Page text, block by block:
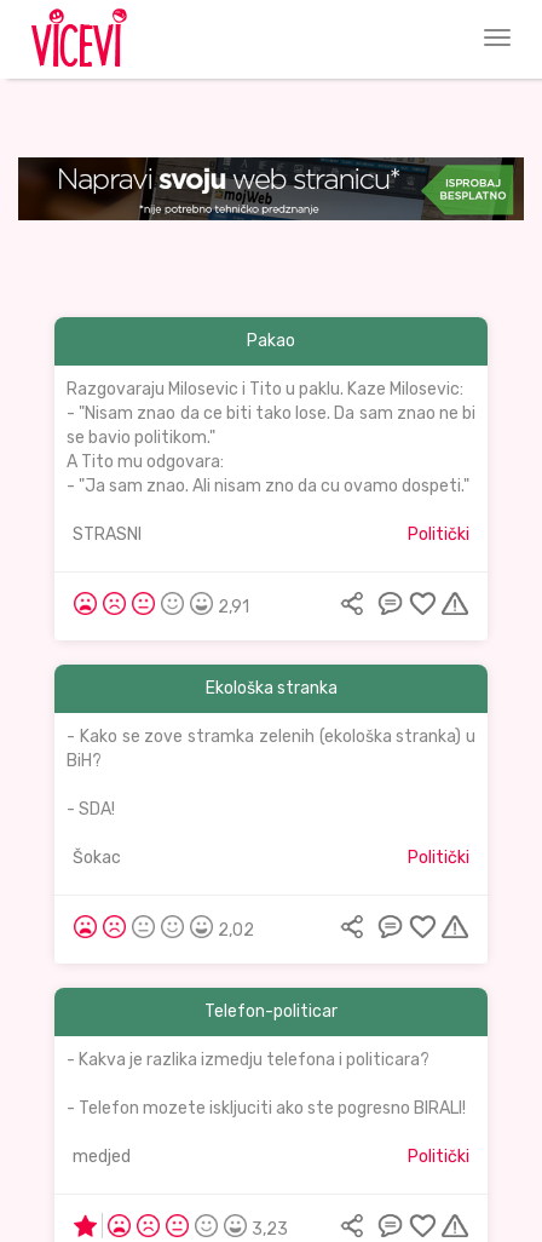
Pakao
Razgovaraju Milosevic i Tito u paklu. Kaze Milosevic:
- "Nisam znao da ce biti tako lose. Da sam znao ne bi
se bavio politikom."
A Tito mu odgovara:
- "Ja sam znao. Ali nisam zno da cu ovamo dospeti."
STRASNI Politički
2,91
Ekološka stranka
- Kako se zove stramka zelenih (ekološka stranka) u
BiH?
- SDA!
Šokac Politički
2,02
Telefon-politicar
- Kakva je razlika izmedju telefona i politicara?
- Telefon mozete iskljuciti ako ste pogresno BIRALI!
medjed Politički
3,23